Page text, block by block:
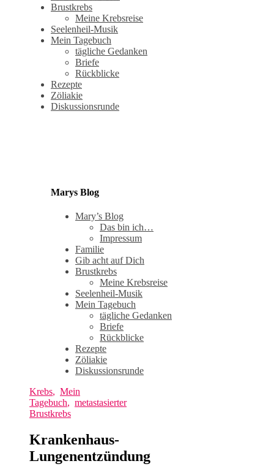
Brustkrebs
Meine Krebsreise
Seelenheil-Musik
Mein Tagebuch
tägliche Gedanken
Briefe
Rückblicke
Rezepte
Zöliakie
Diskussionsrunde
Marys Blog
Mary’s Blog
Das bin ich…
Impressum
Familie
Gib acht auf Dich
Brustkrebs
Meine Krebsreise
Seelenheil-Musik
Mein Tagebuch
tägliche Gedanken
Briefe
Rückblicke
Rezepte
Zöliakie
Diskussionsrunde
Krebs, Mein
Tagebuch, metastasierter
Brustkrebs
Krankenhaus-
Lungenentzündung